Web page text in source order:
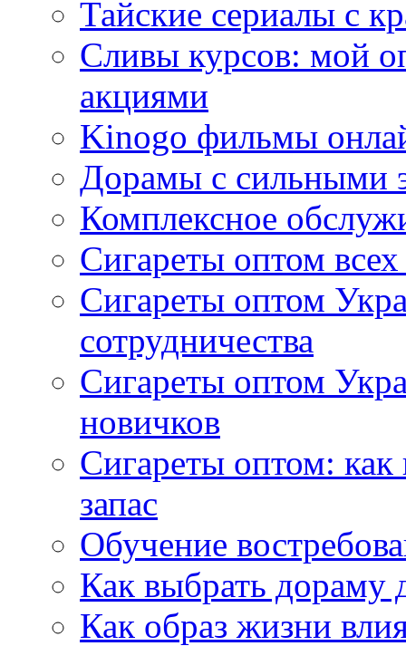
Тайские сериалы с
Сливы курсов: мой
акциями
Kinogo фильмы
Дорамы с сильными
Комплексное
Сигареты оптом
Сигареты оптом
сотрудничества
Сигареты оптом
новичков
Сигареты оптом:
запас
Обучение
Как выбрать дораму
Как образ жизни